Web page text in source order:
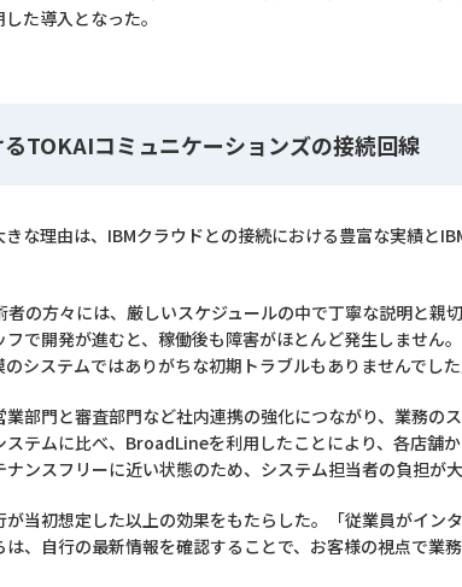
た導入となった。
TOKAIコミュニケーションズの接続回線
な理由は、IBMクラウドとの接続における豊富な実績と
者の方々には、厳しいスケジュールの中で丁寧な説明と
で開発が進むと、稼働後も障害がほとんど発生しませ
システムではありがちな初期トラブルもありませんでした
部門と審査部門など社内連携の強化につながり、業務の
テムに比べ、BroadLineを利用したことにより、各店舗
ンスフリーに近い状態のため、システム担当者の負担が
当初想定した以上の効果をもたらした。「従業員がイン
、自行の最新情報を確認することで、お客様の視点で業